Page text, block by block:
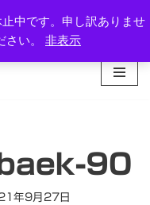
中です。申し訳ありませ
さい。 非表示
3-1081-2
90
年9月27日